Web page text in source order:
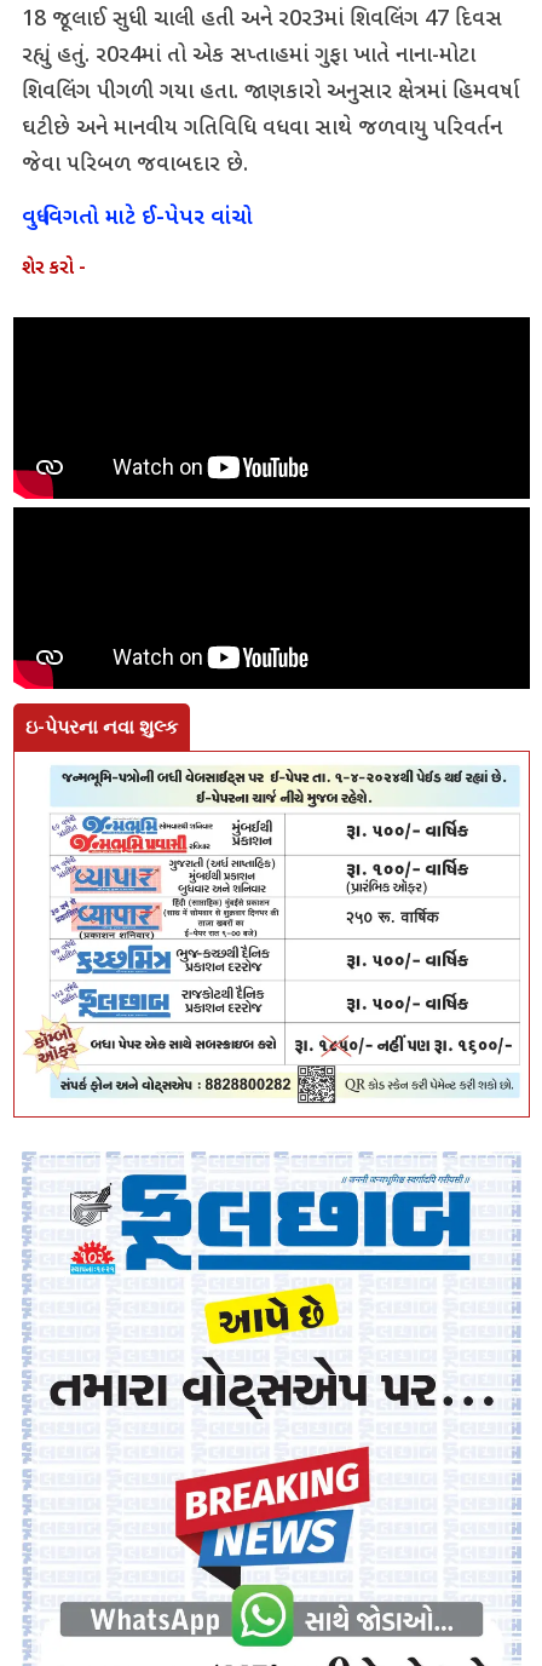
18 જૂલાઈ સુધી ચાલી હતી અને ર0ર3માં શિવલિંગ 47 દિવસ
રહ્યું હતું. ર0ર4માં તો એક સપ્તાહમાં ગુફા ખાતે નાના-મોટા
શિવલિંગ પીગળી ગયા હતા. જાણકારો અનુસાર ક્ષેત્રમાં હિમવર્ષા
ઘટી છે અને માનવીય ગતિવિધિ વધવા સાથે જળવાયુ પરિવર્તન
જેવા પરિબળ જવાબદાર છે.
વધુ વિગતો માટે ઈ-પેપર વાંચો
શેર કરો -
ઇ-પેપરના નવા શુલ્ક